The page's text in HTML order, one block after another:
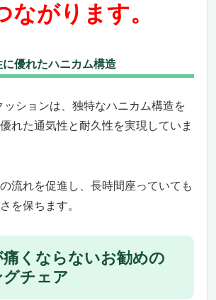
ながります。
優れたハニカム構造
ッションは、独特なハニカム構造を
れた通気性と耐久性を実現していま
流れを促進し、長時間座っていても
を保ちます。
くならないお勧めの
チェア